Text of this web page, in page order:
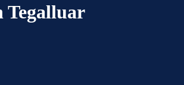
Tegalluar